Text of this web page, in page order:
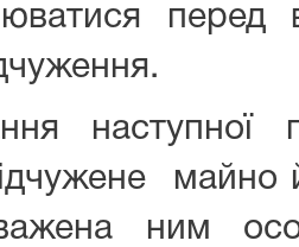
перед
наступної
майно
ним